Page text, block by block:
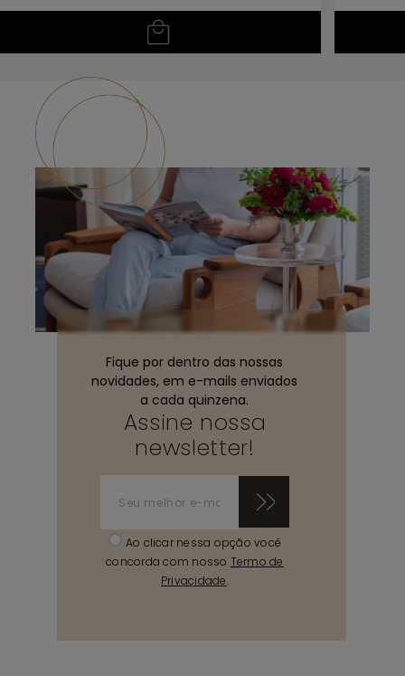
Se precisar lavar a peça, utilize apenas uma bucha
macia com detergente neutro. Enxágue com água e
seque com um pano seco e macio.
Fique por dentro das nossas
novidades, em e-mails enviados
a cada quinzena.
Assine nossa
newsletter!
Ao clicar nessa opção você
concorda com nosso Termo de
Privacidade.